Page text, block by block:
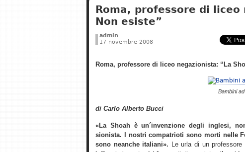
Non dimenticare Storia di Israele
Roma, professore di liceo
Non esiste”
admin
17 novembre 2008
Roma, professore di liceo negazionista: “La
Bambini
di Carlo Alberto Bucci
«La Shoah è un´invenzione degli inglesi,
sionista. I nostri compatrioti sono morti nelle
sono neanche italiani». Le urla di un